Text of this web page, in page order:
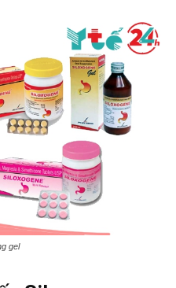
gel